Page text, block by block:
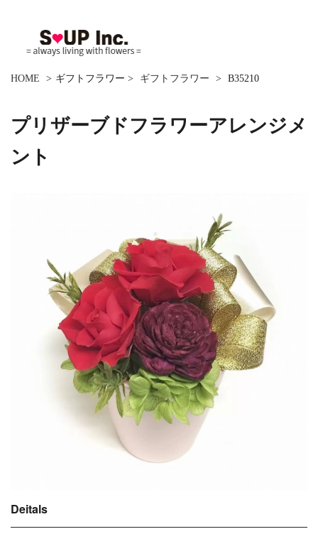
HOME > ギフトフラワー > ギフトフラワー > B35210
プリザーブドフラワーアレンジメ
ント
Deitals